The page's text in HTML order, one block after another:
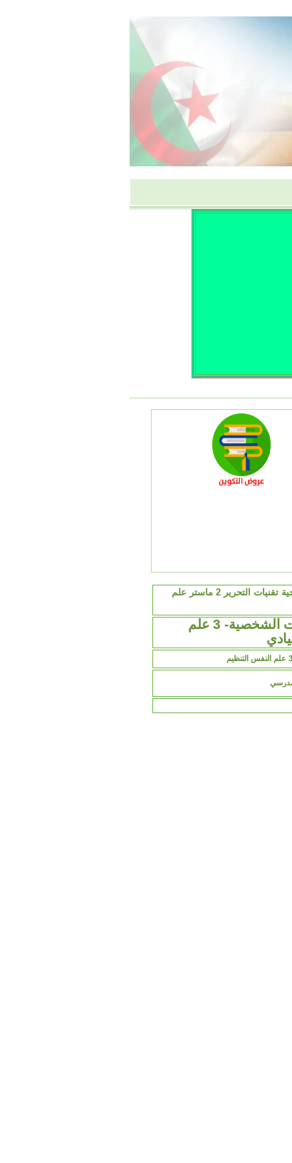
الاجابة النموذجية تقنيات التحرير 2 ماستر علم
لاضطرابات الشخصية- 3 علم